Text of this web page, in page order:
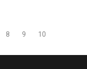
8 9 10